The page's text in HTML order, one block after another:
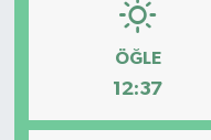
ÖĞLE
12:37